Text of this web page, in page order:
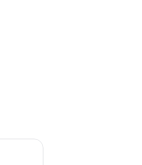
aug. 14 - aug. 16